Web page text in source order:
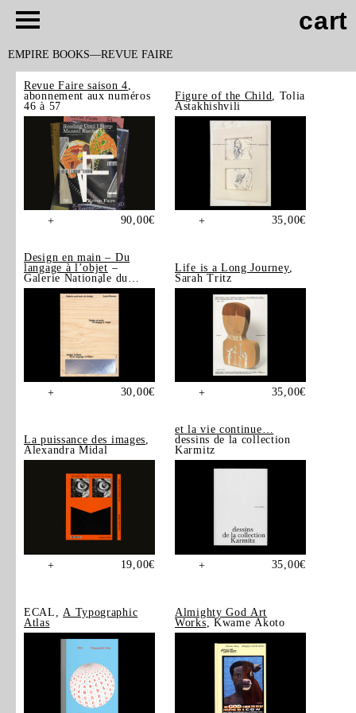
cart
EMPIRE BOOKS REVUE FAIRE
Revue Faire saison 4
abonnement aux numéros
46 à 57
+ 90,00€
Figure of the Child
, Tolia
Astakhishvili
+ 35,00€
Design en main – Du
langage à l’objet –
Galerie Nationale du
Design, Saint-Étienne
+ 30,00€
Life is a Long Journey,
Sarah Tritz
+ 35,00€
La puissance des images,
Alexandra Midal
+ 19,00€
et la vie continue…
dessins de la collection
Karmitz
+ 35,00€
ECAL, A Typographic
Atlas
Almighty God Art
Works , Kwame Akoto